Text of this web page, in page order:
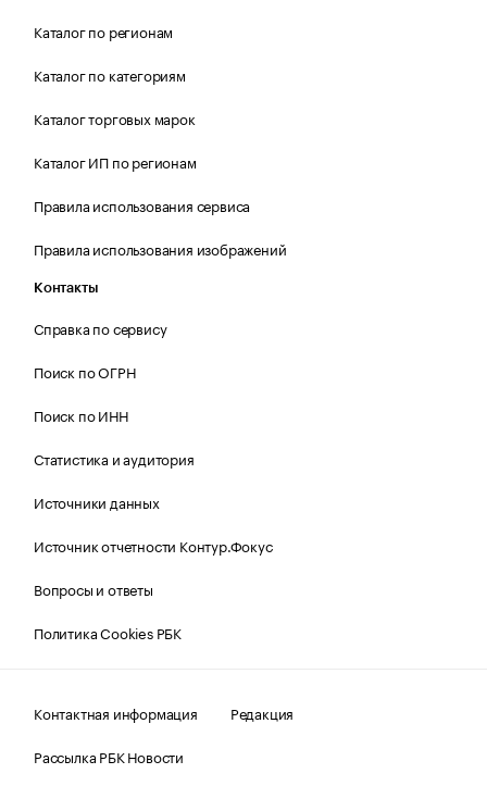
Каталог по регионам
Каталог по категориям
Каталог торговых марок
Каталог ИП по регионам
Правила использования сервиса
Правила использования изображений
Контакты
Справка по сервису
Поиск по ОГРН
Поиск по ИНН
Статистика и аудитория
Источники данных
Источник отчетности Контур.Фокус
Вопросы и ответы
Политика Cookies РБК
Контактная информация
Редакция
Рассылка РБК Новости